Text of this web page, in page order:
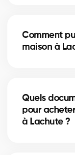
immeuble
la propriété qui
Comment
maison à
l’emplacement
précise et vous
Quels
pour
à Lachute ?